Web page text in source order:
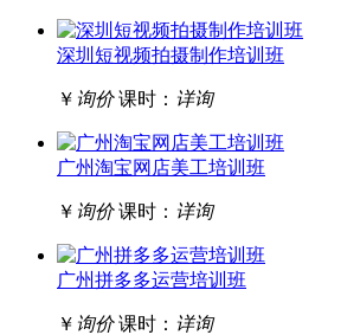
深圳短视频拍摄制作培训班
￥ 询价 课时： 详询
广州淘宝网店美工培训班
￥ 询价 课时： 详询
广州拼多多运营培训班
￥ 询价 课时： 详询